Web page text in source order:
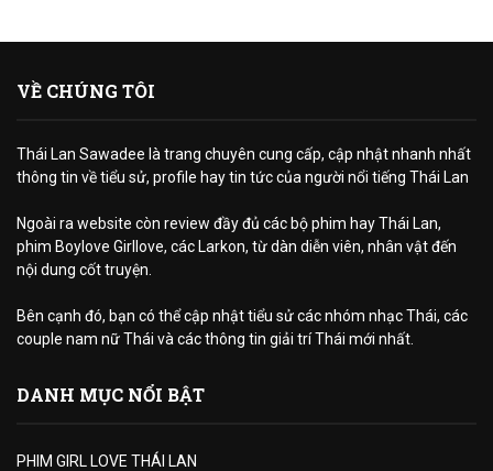
VỀ CHÚNG TÔI
Thái Lan Sawadee là trang chuyên cung cấp, cập nhật nhanh nhất
thông tin về tiểu sử, profile hay tin tức của người nổi tiếng Thái Lan
Ngoài ra website còn review đầy đủ các bộ phim hay Thái Lan,
phim Boylove Girllove, các Larkon, từ dàn diễn viên, nhân vật đến
nội dung cốt truyện.
Bên cạnh đó, bạn có thể cập nhật tiểu sử các nhóm nhạc Thái, các
couple nam nữ Thái và các thông tin giải trí Thái mới nhất.
DANH MỤC NỔI BẬT
PHIM GIRL LOVE THÁI LAN